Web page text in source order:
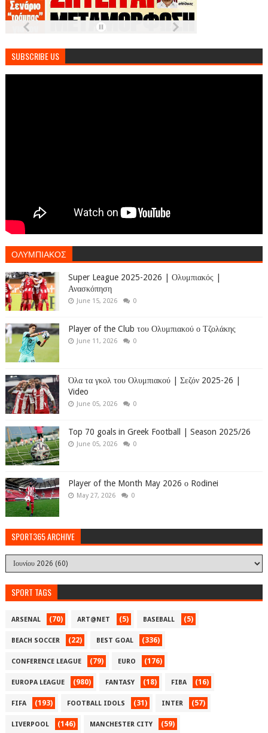
SUBSCRIBE US
ΟΛΥΜΠΙΑΚΟΣ
Super League 2025-2026 | Ολυμπιακός |
Ανασκόπηση
June 15, 2026 0
Player of the Club του Ολυμπιακού ο Τζολάκης
June 11, 2026 0
Όλα τα γκολ του Ολυμπιακού | Σεζόν 2025-26 |
Video
June 05, 2026 0
Top 70 goals in Greek Football | Season 2025/26
June 05, 2026 0
Player of the Month May 2026 ο Rodinei
May 27, 2026 0
SPORT365 ARCHIVE
SPORT TAGS
ARSENAL (70) ART@NET (5) BASEBALL (5)
BEACH SOCCER (22) BEST GOAL (336)
CONFERENCE LEAGUE (79) EURO (176)
EUROPA LEAGUE (980) FANTASY (18) FIBA (16)
FIFA (193) FOOTBALL IDOLS (31) INTER (57)
LIVERPOOL (146) MANCHESTER CITY (59)